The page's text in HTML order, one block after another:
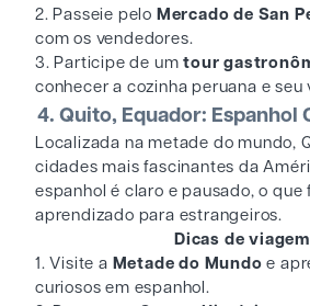
2. Passeie pelo Mercado de San
com os vendedores.
3. Participe de umtour
conhecer a cozinha peruana e seu
4. Quito, Equador: Espanhol
Localizada na metade do mundo,
cidades mais fascinantes da
espanhol é claro e pausado, o que
aprendizado para estrangeiros.
Dicas de
1. Visite a Metade do Mundo e
curiosos em espanhol.